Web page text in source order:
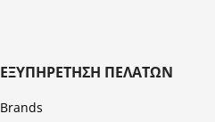
ΕΞΥΠΗΡΈΤΗΣΗ ΠΕΛΑΤΏΝ
Brands